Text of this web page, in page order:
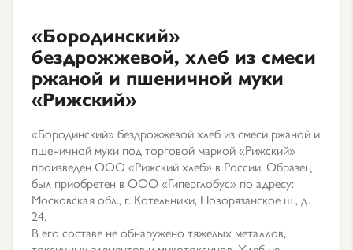
«Бородинский»
бездрожжевой, хлеб из смеси
ржаной и пшеничной муки
«Рижский»
«Бородинский» бездрожжевой хлеб из смеси ржаной и
пшеничной муки под торговой маркой «Рижский»
произведен ООО «Рижский хлеб» в России. Образец
был приобретен в ООО «Гиперглобус» по адресу:
Московская обл., г. Котельники, Новорязанское ш., д.
24.
В его составе не обнаружено тяжелых металлов,